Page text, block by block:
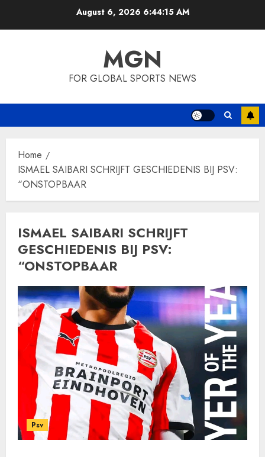
August 6, 2026 6:44:16 AM
MGN
FOR GLOBAL SPORTS NEWS
Home
ISMAEL SAIBARI SCHRIJFT GESCHIEDENIS BIJ PSV:
“ONSTOPBAAR
ISMAEL SAIBARI SCHRIJFT
GESCHIEDENIS BIJ PSV:
“ONSTOPBAAR
Psv